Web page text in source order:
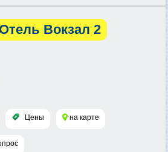
Вокзал 2
Цены на карте